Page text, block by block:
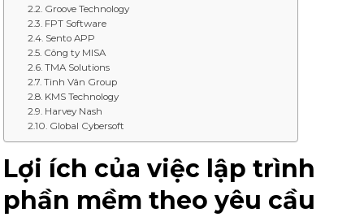
Groove Technology
FPT Software
Sento APP
Công ty MISA
TMA Solutions
Tinh Vân Group
KMS Technology
Harvey Nash
Global Cybersoft
Lợi ích của việc lập trình
phần mềm theo yêu cầu